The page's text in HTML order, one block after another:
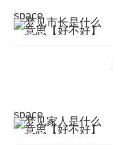
space
space